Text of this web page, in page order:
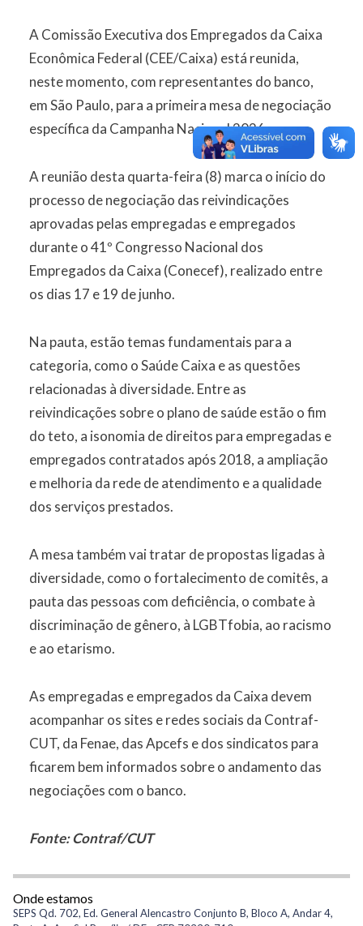
A Comissão Executiva dos Empregados da Caixa
Econômica Federal (CEE/Caixa) está reunida,
neste momento, com representantes do banco,
em São Paulo, para a primeira mesa de negociação
específica da Campanha Nacional 2026.
A reunião desta quarta-feira (8) marca o início do
processo de negociação das reivindicações
aprovadas pelas empregadas e empregados
durante o 41º Congresso Nacional dos
Empregados da Caixa (Conecef), realizado entre
os dias 17 e 19 de junho.
Na pauta, estão temas fundamentais para a
categoria, como o Saúde Caixa e as questões
relacionadas à diversidade. Entre as
reivindicações sobre o plano de saúde estão o fim
do teto, a isonomia de direitos para empregadas e
empregados contratados após 2018, a ampliação
e melhoria da rede de atendimento e a qualidade
dos serviços prestados.
A mesa também vai tratar de propostas ligadas à
diversidade, como o fortalecimento de comitês, a
pauta das pessoas com deficiência, o combate à
discriminação de gênero, à LGBTfobia, ao racismo
e ao etarismo.
As empregadas e empregados da Caixa devem
acompanhar os sites e redes sociais da Contraf-
CUT, da Fenae, das Apcefs e dos sindicatos para
ficarem bem informados sobre o andamento das
negociações com o banco.
Fonte: Contraf/CUT
Onde estamos
SEPS Qd. 702, Ed. General Alencastro Conjunto B, Bloco A, Andar 4,